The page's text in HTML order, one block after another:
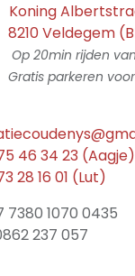
Koning
8210 Veldegem
Op 20min rijden
parkeren voor
46 34 23 (Aagje)
28 16 01 (Lut)
7380 1070 0435
237 057